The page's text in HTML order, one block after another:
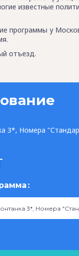
известные
программы у
отъезд.
3*, Номера